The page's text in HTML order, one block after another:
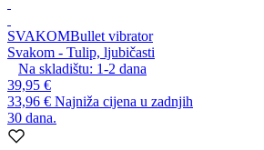
SVAKOMBullet vibrator
Svakom - Tulip, ljubičasti
Na skladištu: 1-2 dana
39,95 €
33,96 € Najniža cijena u zadnjih
30 dana.